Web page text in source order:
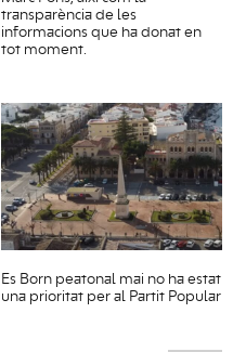
transparència de les
informacions que ha donat en
tot moment.
Es Born peatonal mai no ha estat
una prioritat per al Partit Popular